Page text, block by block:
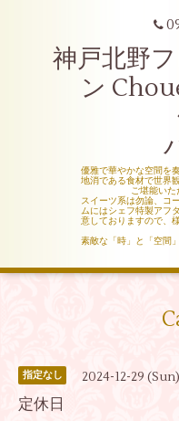
神戸北野
ン
〜シ
優雅で華やかな空間を
地消である食材で世界
ご堪能いた
スイーツ系は勿論、コ
ムにはシェフ特製アフ
意しておりますので、
素敵な「時」と「空間
指定なし 2024-12-29 (Sun)
定休日